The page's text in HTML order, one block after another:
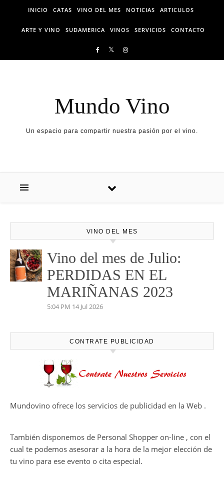
Skip to content
INICIO CATAS VINO DEL MES NOTICIAS ARTICULOS
ARTE Y VINO SUDAMERICA VINOS SERVICIOS CONTACTO
Mundo Vino
Un espacio para compartir nuestra pasión por el vino.
VINO DEL MES
Vino del mes de Julio:
PERDIDAS EN EL
MARIÑANAS 2023
5:04 PM 14 Jul 2026
CONTRATE PUBLICIDAD
Mundovino ofrece los servicios de publicidad en la Web .
También disponemos de Personal Shopper on-line , con el
cual te podemos asesorar a la hora de la mejor elección de
tu vino para ese evento o cita especial.